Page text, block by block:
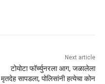
Next article
टोयोटा फॉर्च्युनरला आग, जळालेला
मृतदेह सापडला, पोलिसांनी हत्येचा कोन